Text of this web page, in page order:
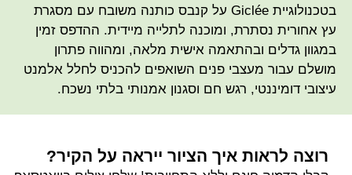
בטכנולוגיית Giclée על קנבס כותנה משובח עם מסגרת
עץ אחורית נסתרת, ומוכנה לתלייה מיידית. ההדפס זמין
במגוון גדלים ובהתאמה אישית מלאה, ומהווה פתרון
מושלם עבור מעצבי פנים השואפים להכניס לחלל אלמנט
עיצובי דומיננטי, רגש חם וסגנון אמנותי בלתי נשכח.
רוצה לראות איך הציור ייראה על הקיר?